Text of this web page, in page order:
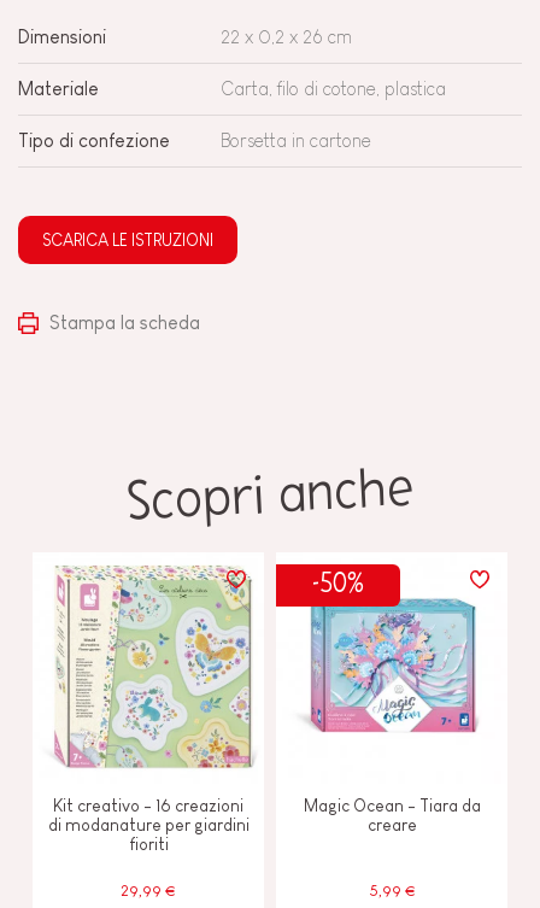
Dimensioni 22 x 0,2 x 26 cm
Materiale Carta, filo di cotone, plastica
Tipo di confezione Borsetta in cartone
SCARICA LE ISTRUZIONI
Stampa la scheda
Scopri anche
Kit creativo - 16 creazioni
di modanature per giardini
fioriti
29,99 €
-50%
Magic Ocean - Tiara da
creare
5,99 €